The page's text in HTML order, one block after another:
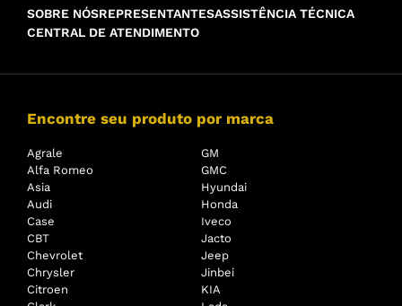
SOBRE NÓSREPRESENTANTESASSISTÊNCIA TÉCNICA
CENTRAL DE ATENDIMENTO
Encontre seu produto por marca
Agrale
Alfa Romeo
Asia
Audi
Case
CBT
Chevrolet
Chrysler
Citroen
GM
GMC
Hyundai
Honda
Iveco
Jacto
Jeep
Jinbei
KIA